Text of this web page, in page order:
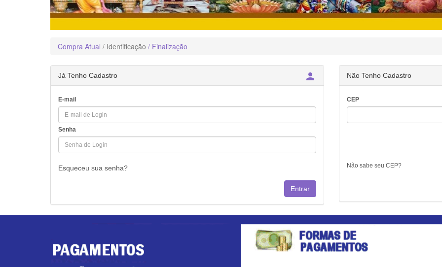
Compra Atual / Identificação / Finalização
Já Tenho Cadastro 
E-mail
Senha
Esqueceu sua senha?
Não Tenho Cadastro
CEP
Não sabe seu CEP?